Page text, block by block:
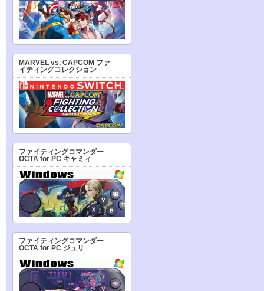
MARVEL vs. CAPCOM ファ
イティングコレクション
ファイティングコマンダー
OCTA for PC キャミィ
ファイティングコマンダー
OCTA for PC ジュリ